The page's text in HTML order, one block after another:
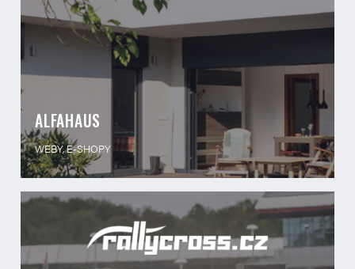
ALFAHAUS
WEBY, E-SHOPY